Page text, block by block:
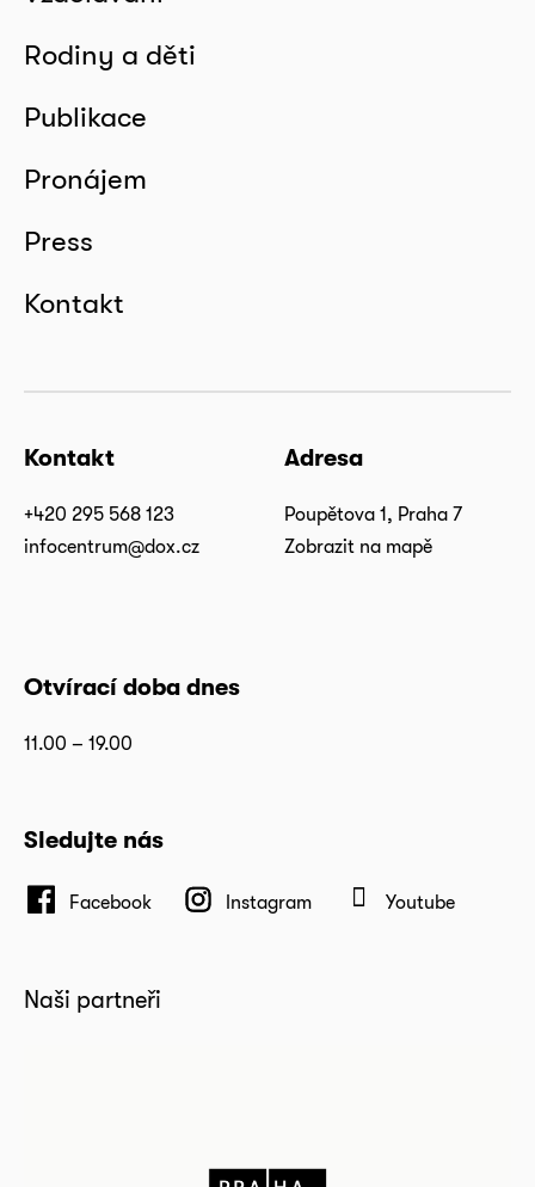
Rodiny a děti
Publikace
Pronájem
Press
Kontakt
Kontakt
+420 295 568 123
infocentrum@dox.cz
Adresa
Poupětova 1, Praha 7
Zobrazit na mapě
Otvírací doba dnes
11.00 – 19.00
Sledujte nás
Facebook Instagram Youtube
Naši partneři